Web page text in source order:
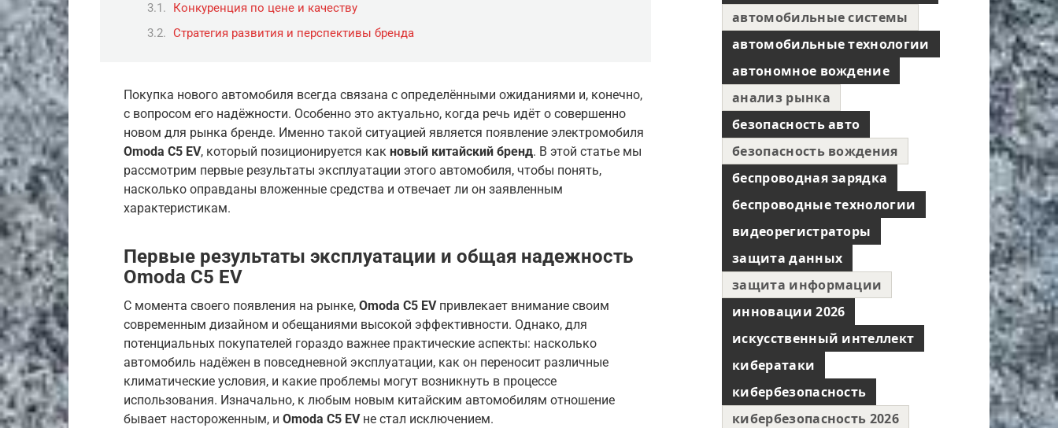
Конкуренция по цене и качеству
Стратегия развития и перспективы бренда
Покупка нового автомобиля всегда связана с определёнными ожиданиями и, конечно,
с вопросом его надёжности. Особенно это актуально, когда речь идёт о совершенно
новом для рынка бренде. Именно такой ситуацией является появление электромобиля
Omoda C5 EV, который позиционируется как новый китайский бренд. В этой статье мы
рассмотрим первые результаты эксплуатации этого автомобиля, чтобы понять,
насколько оправданы вложенные средства и отвечает ли он заявленным
характеристикам.
Первые результаты эксплуатации и общая надежность
Omoda C5 EV
С момента своего появления на рынке, Omoda C5 EVпривлекает внимание своим
современным дизайном и обещаниями высокой эффективности. Однако, для
потенциальных покупателей гораздо важнее практические аспекты: насколько
автомобиль надёжен в повседневной эксплуатации, как он переносит различные
климатические условия, и какие проблемы могут возникнуть в процессе
использования. Изначально, к любым новым китайским автомобилям отношение
бывает настороженным, и Omoda C5 EVне стал исключением.
автомобильные системы
автомобильные технологии
автономное вождение
анализ рынка
безопасность авто
безопасность вождения
беспроводная зарядка
беспроводные технологии
видеорегистраторы
защита данных
защита информации
инновации 2026
искусственный интеллект
кибератаки
кибербезопасность
кибербезопасность 2026